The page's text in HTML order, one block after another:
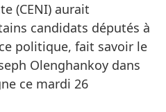
(CENI) aurait
candidats députés à
politique, fait savoir le
Olenghankoy dans
ce mardi 26